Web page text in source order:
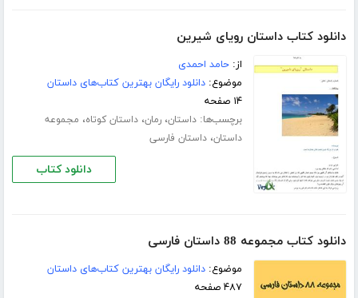
دانلود کتاب داستان رویای شیرین
از:حامد احمدی
موضوع:دانلود رایگان بهترین کتاب‌های داستان
۱۴ صفحه
برچسب‌ها:داستان،رمان،داستان کوتاه، مجموعه
داستان،داستان فارسی
دانلود کتاب
دانلود کتاب مجموعه 88 داستان فارسی
موضوع:دانلود رایگان بهترین کتاب‌های داستان
۴۸۷ صفحه